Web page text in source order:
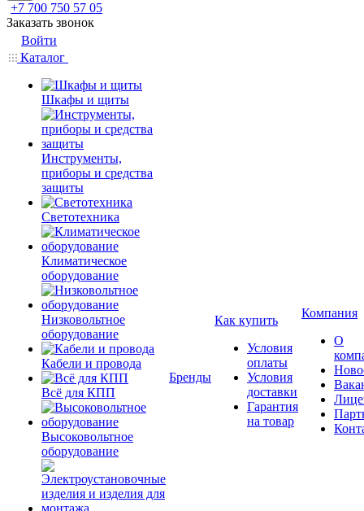
+7 700 750 57 05
Заказать звонок
Войти
Каталог
Шкафы и щиты
Инструменты,
приборы и средства
защиты
Светотехника
Климатическое
оборудование
Низковольтное
оборудование
Кабели и провода
Всё для КПП
Высоковольтное
оборудование
Бренды
Как купить
Условия
оплаты
Условия
доставки
Гарантия
на товар
Компания
О